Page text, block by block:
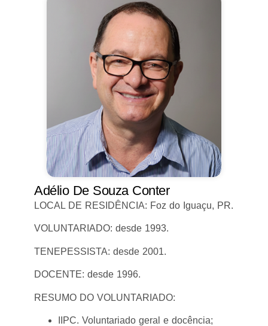
Adélio De Souza Conter
LOCAL DE RESIDÊNCIA: Foz do Iguaçu, PR.
VOLUNTARIADO: desde 1993.
TENEPESSISTA: desde 2001.
DOCENTE: desde 1996.
RESUMO DO VOLUNTARIADO:
IIPC. Voluntariado geral e docência;